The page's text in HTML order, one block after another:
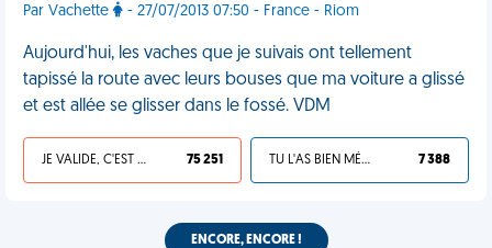
Par Vachette - 27/07/2013 07:50 - France - Riom
Aujourd'hui, les vaches que je suivais ont tellement
tapissé la route avec leurs bouses que ma voiture a glissé
et est allée se glisser dans le fossé. VDM
JE VALIDE, C'EST UNE VDM 75 251 TU L'AS BIEN MÉRITÉ 7 388
ENCORE, ENCORE !